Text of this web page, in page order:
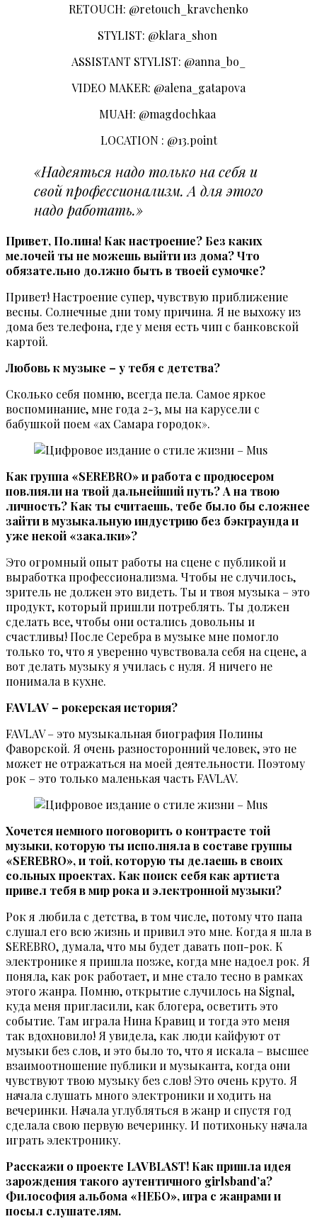
RETOUCH: @retouch_kravchenko
STYLIST: @klara_shon
ASSISTANT STYLIST: @anna_bo_
VIDEO MAKER: @alena_gatapova
MUAH: @magdochkaa
LOCATION : @13.point
«Надеяться надо только на себя и
свой профессионализм. А для этого
надо работать.»
Привет, Полина! Как настроение? Без каких
мелочей ты не можешь выйти из дома? Что
обязательно должно быть в твоей сумочке?
Привет! Настроение супер, чувствую приближение
весны. Солнечные дни тому причина. Я не выхожу из
дома без телефона, где у меня есть чип с банковской
картой.
Любовь к музыке – у тебя с детства?
Сколько себя помню, всегда пела. Самое яркое
воспоминание, мне года 2-3, мы на карусели с
бабушкой поем «ах Самара городок».
Как группа «SEREBRO» и работа с продюсером
повлияли на твой дальнейший путь? А на твою
личность? Как ты считаешь, тебе было бы сложнее
зайти в музыкальную индустрию без бэкграунда и
уже некой «закалки»?
Это огромный опыт работы на сцене с публикой и
выработка профессионализма. Чтобы не случилось,
зритель не должен это видеть. Ты и твоя музыка – это
продукт, который пришли потреблять. Ты должен
сделать все, чтобы они остались довольны и
счастливы! После Серебра в музыке мне помогло
только то, что я уверенно чувствовала себя на сцене, а
вот делать музыку я училась с нуля. Я ничего не
понимала в кухне.
FAVLAV – рокерская история?
FAVLAV – это музыкальная биография Полины
Фаворской. Я очень разносторонний человек, это не
может не отражаться на моей деятельности. Поэтому
рок – это только маленькая часть FAVLAV.
Хочется немного поговорить о контрасте той
музыки, которую ты исполняла в составе группы
«SEREBRO», и той, которую ты делаешь в своих
сольных проектах. Как поиск себя как артиста
привел тебя в мир рока и электронной музыки?
Рок я любила с детства, в том числе, потому что папа
слушал его всю жизнь и привил это мне. Когда я шла в
SEREBRO, думала, что мы будет давать поп-рок. К
электронике я пришла позже, когда мне надоел рок. Я
поняла, как рок работает, и мне стало тесно в рамках
этого жанра. Помню, открытие случилось на Signal,
куда меня пригласили, как блогера, осветить это
событие. Там играла Нина Кравиц и тогда это меня
так вдохновило! Я увидела, как люди кайфуют от
музыки без слов, и это было то, что я искала – высшее
взаимоотношение публики и музыканта, когда они
чувствуют твою музыку без слов! Это очень круто. Я
начала слушать много электроники и ходить на
вечеринки. Начала углубляться в жанр и спустя год
сделала свою первую вечеринку. И потихоньку начала
играть электронику.
Расскажи о проекте LAVBLAST! Как пришла идея
зарождения такого аутентичного girlsband’а?
Философия альбома «НЕБО», игра с жанрами и
посыл слушателям.